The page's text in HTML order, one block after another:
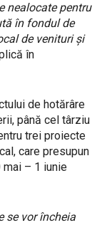
nealocate pentru
în fondul de
de venituri şi
în
de hotărâre
până cel târziu
trei proiecte
care presupun
– 1 iunie
se vor încheia